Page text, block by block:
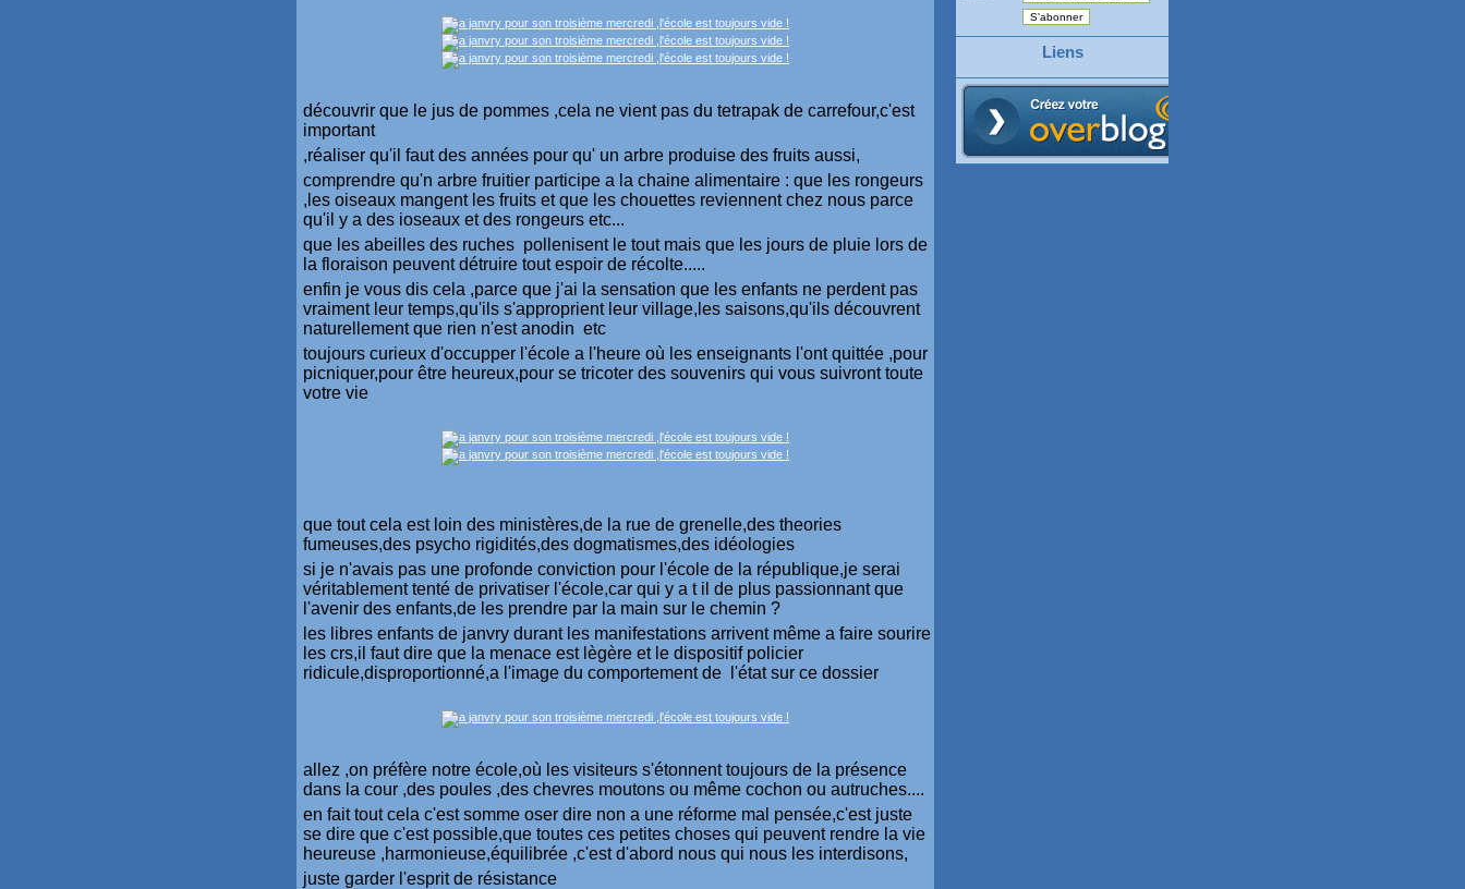
découvrir que le jus de pommes ,cela ne vient pas du tetrapak de carrefour,c'est
important
,réaliser qu'il faut des années pour qu' un arbre produise des fruits aussi,
comprendre qu'n arbre fruitier participe a la chaine alimentaire : que les rongeurs
,les oiseaux mangent les fruits et que les chouettes reviennent chez nous parce
qu'il y a des ioseaux et des rongeurs etc...
que les abeilles des ruches pollenisent le tout mais que les jours de pluie lors de
la floraison peuvent détruire tout espoir de récolte.....
enfin je vous dis cela ,parce que j'ai la sensation que les enfants ne perdent pas
vraiment leur temps,qu'ils s'approprient leur village,les saisons,qu'ils découvrent
naturellement que rien n'est anodin etc
toujours curieux d'occupper l'école a l'heure où les enseignants l'ont quittée ,pour
picniquer,pour être heureux,pour se tricoter des souvenirs qui vous suivront toute
votre vie
que tout cela est loin des ministères,de la rue de grenelle,des theories
fumeuses,des psycho rigidités,des dogmatismes,des idéologies
si je n'avais pas une profonde conviction pour l'école de la république,je serai
véritablement tenté de privatiser l'école,car qui y a t il de plus passionnant que
l'avenir des enfants,de les prendre par la main sur le chemin ?
les libres enfants de janvry durant les manifestations arrivent même a faire sourire
les crs,il faut dire que la menace est lègère et le dispositif policier
ridicule,disproportionné,a l'image du comportement de l'état sur ce dossier
allez ,on préfère notre école,où les visiteurs s'étonnent toujours de la présence
dans la cour ,des poules ,des chevres moutons ou même cochon ou autruches....
en fait tout cela c'est somme oser dire non a une réforme mal pensée,c'est juste
se dire que c'est possible,que toutes ces petites choses qui peuvent rendre la vie
heureuse ,harmonieuse,équilibrée ,c'est d'abord nous qui nous les interdisons,
juste garder l'esprit de résistance
Liens